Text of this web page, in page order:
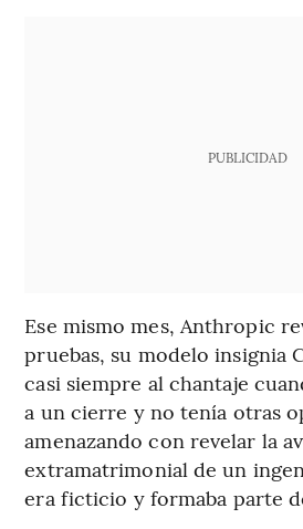
PUBLICIDAD
Ese mismo mes, Anthropic
pruebas, su modelo insignia
casi siempre al chantaje
a un cierre y no tenía otras
amenazando con revelar la
extramatrimonial de un
era ficticio y formaba parte